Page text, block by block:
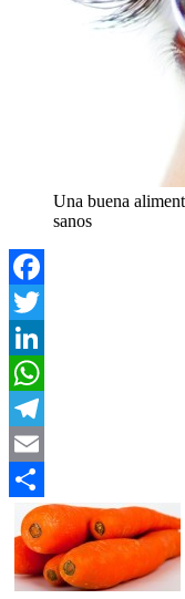
Una buena
sanos
Facebook
Twitter
LinkedIn
WhatsApp
Telegram
Email
Compartir